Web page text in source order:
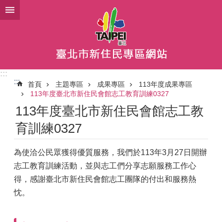
跳到主要內容區塊
:::
:::
首頁 主題專區 成果專區
113年度成果專區
113年度臺北市新住民會館志工教育訓練0327
113年度臺北市新住民會館志工教
育訓練0327
為使洽公民眾獲得優質服務，我們於113年3月27日開辦
志工教育訓練活動，並與志工們分享志願服務工作心
得，感謝臺北市新住民會館志工團隊的付出和服務熱
忱。